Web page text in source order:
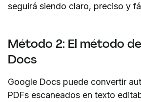
seguirá siendo claro, preciso y
Método 2: El método
Docs
Google Docs puede convertir
PDFs escaneados en texto